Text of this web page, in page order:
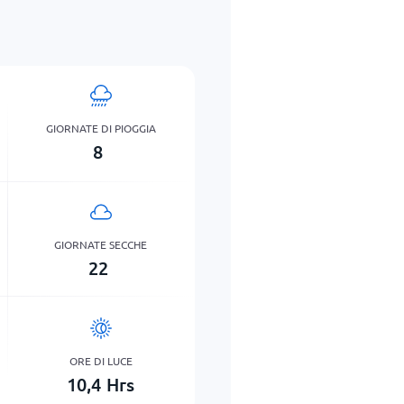
GIORNATE DI PIOGGIA
8
GIORNATE SECCHE
22
ORE DI LUCE
10,4 Hrs